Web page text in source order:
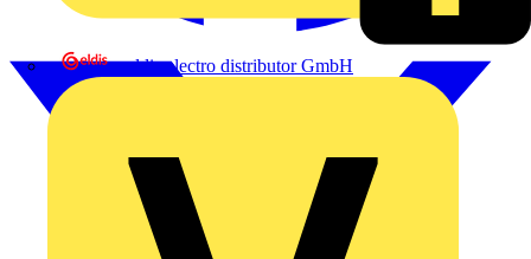
eldis electro distributor GmbH